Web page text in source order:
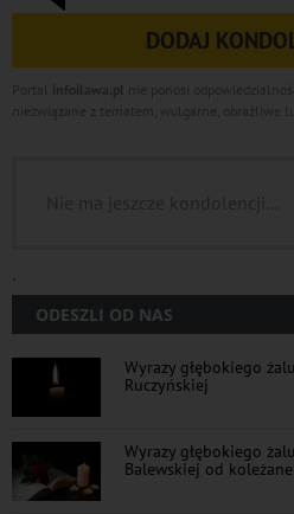
DODAJ
`
ODESZLI OD NAS
Wyrazy głębokiego
Ruczyńskiej
Wyrazy głębokiego
Balewskiej od